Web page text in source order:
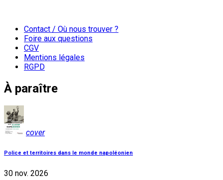
Contact / Où nous trouver ?
Foire aux questions
CGV
Mentions légales
RGPD
À paraître
cover
Police et territoires dans le monde napoléonien
30 nov. 2026